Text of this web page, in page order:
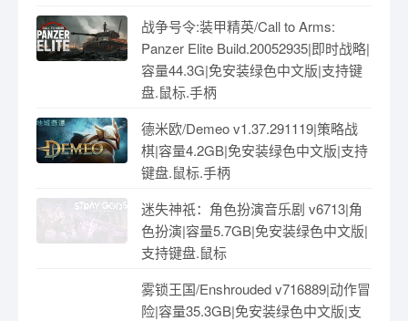
战争号令:装甲精英/Call to Arms:
Panzer Elite Build.20052935|即时战略|
容量44.3G|免安装绿色中文版|支持键
盘.鼠标.手柄
德米欧/Demeo v1.37.291119|策略战
棋|容量4.2GB|免安装绿色中文版|支持
键盘.鼠标.手柄
迷失神祇：角色扮演音乐剧 v6713|角
色扮演|容量5.7GB|免安装绿色中文版|
支持键盘.鼠标
雾锁王国/Enshrouded v716889|动作冒
险|容量35.3GB|免安装绿色中文版|支